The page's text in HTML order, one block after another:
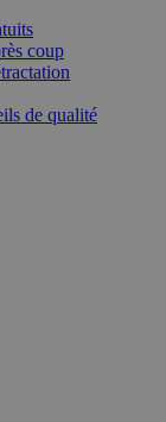
coup
de qualité